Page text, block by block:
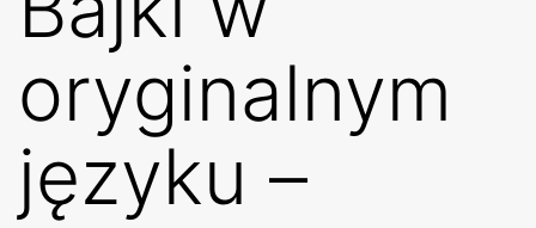
oryginalnym
języku –